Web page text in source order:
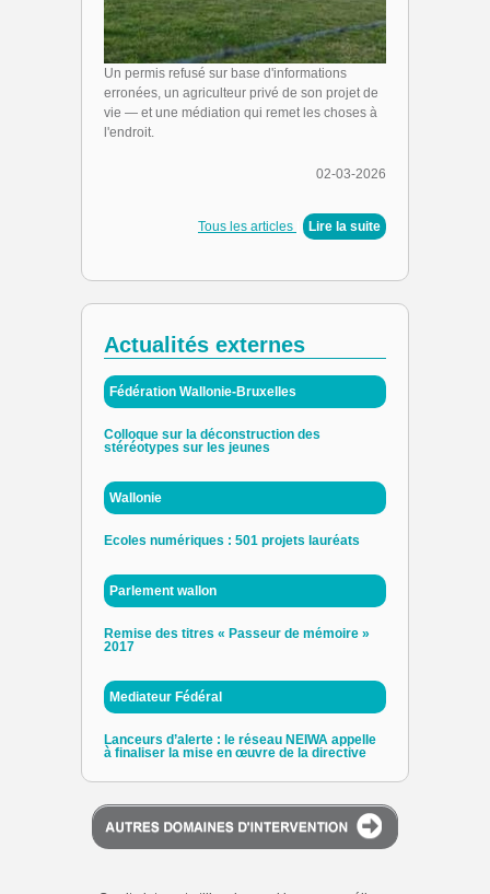
Un permis refusé sur base d'informations
erronées, un agriculteur privé de son projet de
vie — et une médiation qui remet les choses à
l'endroit.
02-03-2026
Tous les articles Lire la suite
Actualités externes
Fédération Wallonie-Bruxelles
Colloque sur la déconstruction des
stéréotypes sur les jeunes
Wallonie
Ecoles numériques : 501 projets lauréats
Parlement wallon
Remise des titres « Passeur de mémoire »
2017
Mediateur Fédéral
Lanceurs d’alerte : le réseau NEIWA appelle
à finaliser la mise en œuvre de la directive